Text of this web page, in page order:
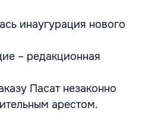
инаугурация нового
– редакционная
Пасат незаконно
арестом.